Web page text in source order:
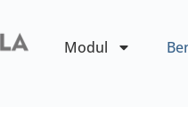
Modul